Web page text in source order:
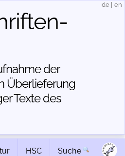
der
Über­lieferung
Texte des
de en
HSC Suche